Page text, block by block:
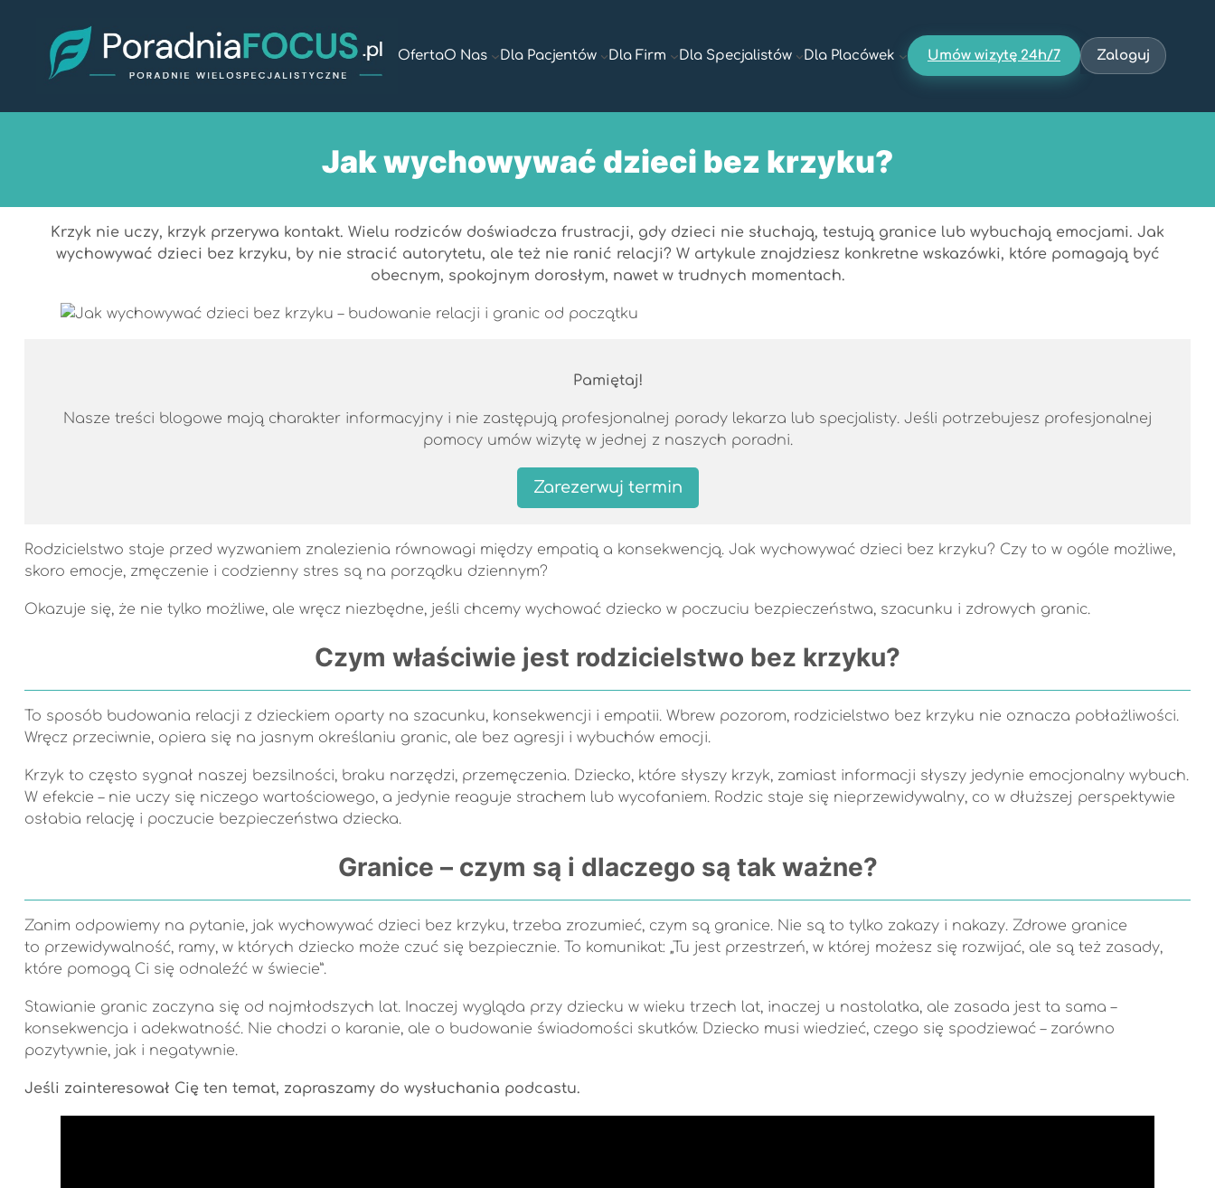
OfertaO Nas Dla Pacjentów Dla Firm Dla Specjalistów Dla Placówek Umów wizytę 24h/7 Zaloguj
Jak wychowywać dzieci bez krzyku?
Krzyk nie uczy, krzyk przerywa kontakt. Wielu rodziców doświadcza frustracji, gdy dzieci nie słuchają, testują granice lub wybuchają emocjami. Jak
wychowywać dzieci bez krzyku, by nie stracić autorytetu, ale też nie ranić relacji? W artykule znajdziesz konkretne wskazówki, które pomagają być
obecnym, spokojnym dorosłym, nawet w trudnych momentach.
Pamiętaj!
Nasze treści blogowe mają charakter informacyjny i nie zastępują profesjonalnej porady lekarza lub specjalisty. Jeśli potrzebujesz profesjonalnej
pomocy umów wizytę w jednej z naszych poradni.
Zarezerwuj termin
Rodzicielstwo staje przed wyzwaniem znalezienia równowagi między empatią a konsekwencją. Jak wychowywać dzieci bez krzyku? Czy to w ogóle możliwe,
skoro emocje, zmęczenie i codzienny stres są na porządku dziennym?
Okazuje się, że nie tylko możliwe, ale wręcz niezbędne, jeśli chcemy wychować dziecko w poczuciu bezpieczeństwa, szacunku i zdrowych granic.
Czym właściwie jest rodzicielstwo bez krzyku?
To sposób budowania relacji z dzieckiem oparty na szacunku, konsekwencji i empatii. Wbrew pozorom, rodzicielstwo bez krzyku nie oznacza pobłażliwości.
Wręcz przeciwnie, opiera się na jasnym określaniu granic, ale bez agresji i wybuchów emocji.
Krzyk to często sygnał naszej bezsilności, braku narzędzi, przemęczenia. Dziecko, które słyszy krzyk, zamiast informacji słyszy jedynie emocjonalny wybuch.
W efekcie – nie uczy się niczego wartościowego, a jedynie reaguje strachem lub wycofaniem. Rodzic staje się nieprzewidywalny, co w dłuższej perspektywie
osłabia relację i poczucie bezpieczeństwa dziecka.
Granice – czym są i dlaczego są tak ważne?
Zanim odpowiemy na pytanie, jak wychowywać dzieci bez krzyku, trzeba zrozumieć, czym są granice. Nie są to tylko zakazy i nakazy. Zdrowe granice
to przewidywalność, ramy, w których dziecko może czuć się bezpiecznie. To komunikat: „Tu jest przestrzeń, w której możesz się rozwijać, ale są też zasady,
które pomogą Ci się odnaleźć w świecie”.
Stawianie granic zaczyna się od najmłodszych lat. Inaczej wygląda przy dziecku w wieku trzech lat, inaczej u nastolatka, ale zasada jest ta sama –
konsekwencja i adekwatność. Nie chodzi o karanie, ale o budowanie świadomości skutków. Dziecko musi wiedzieć, czego się spodziewać – zarówno
pozytywnie, jak i negatywnie.
Jeśli zainteresował Cię ten temat, zapraszamy do wysłuchania podcastu.